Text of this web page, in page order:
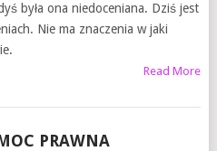
była ona niedoceniana. Dziś jest
Nie ma znaczenia w jaki
Read More
PRAWNA